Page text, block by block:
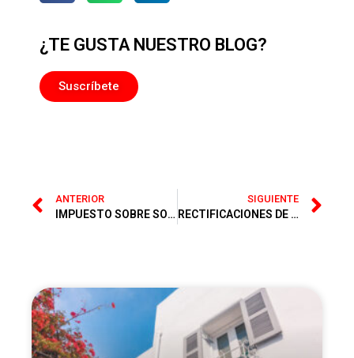
¿TE GUSTA NUESTRO BLOG?
Suscríbete
ANTERIOR
IMPUESTO SOBRE SOCIEDADES
SIGUIENTE
RECTIFICACIONES DE IVA